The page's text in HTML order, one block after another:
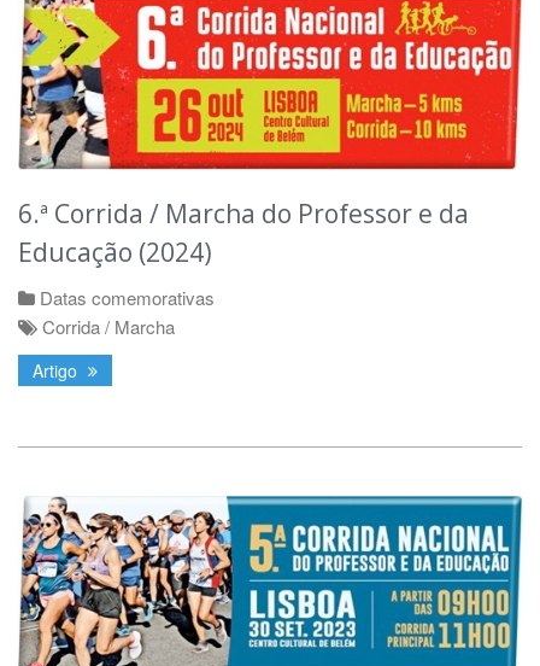
6.ª Corrida / Marcha do Professor e da
Educação (2024)
Datas comemorativas
Corrida / Marcha
Artigo